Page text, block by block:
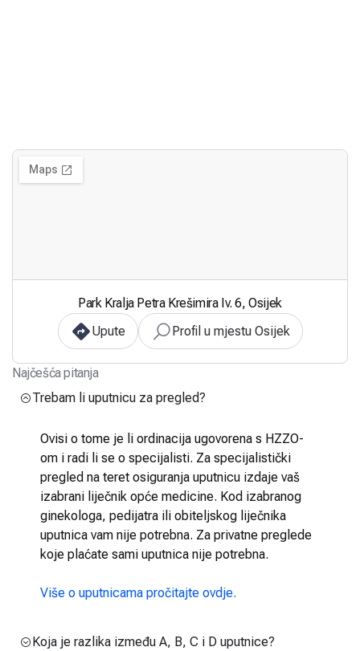
Park Kralja Petra Krešimira Iv. 6, Osijek
Upute
Profil u mjestu Osijek
Najčešća pitanja
Trebam li uputnicu za pregled?
Ovisi o tome je li ordinacija ugovorena s HZZO-
om i radi li se o specijalisti. Za specijalistički
pregled na teret osiguranja uputnicu izdaje vaš
izabrani liječnik opće medicine. Kod izabranog
ginekologa, pedijatra ili obiteljskog liječnika
uputnica vam nije potrebna. Za privatne preglede
koje plaćate sami uputnica nije potrebna.
Više o uputnicama pročitajte ovdje.
Koja je razlika između A, B, C i D uputnice?